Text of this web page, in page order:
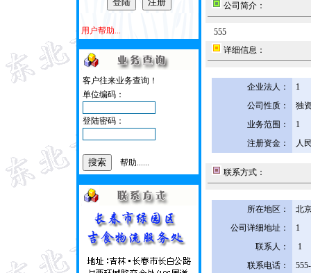
用户帮助...
客户往来业务查询！
单位编码：
登陆密码：
帮助......
公司简介：
555
详细信息：
企业法人：
1
公司性质：
独
业务范围：
1
注册资金：
人
联系方式：
所在地区：
北
公司详细地址：
1
联系人：
1
联系电话：